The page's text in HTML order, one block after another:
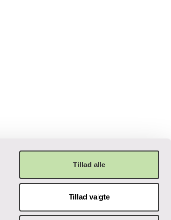
Tillad alle
Tillad valgte
Privatliv og lovgivning